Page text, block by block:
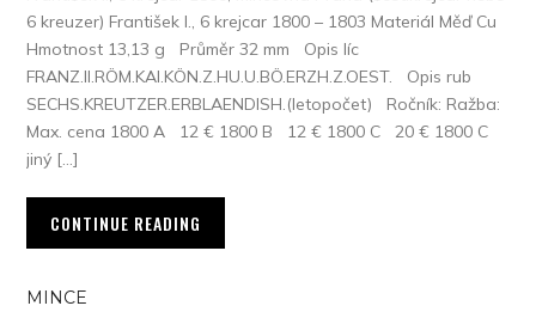
6 kreuzer) František I., 6 krejcar 1800 – 1803 Materiál Měď Cu
Hmotnost 13,13 g Průměr 32 mm Opis líc
FRANZ.II.RÖM.KAI.KÖN.Z.HU.U.BÖ.ERZH.Z.OEST. Opis rub
SECHS.KREUTZER.ERBLAENDISH.(letopočet) Ročník: Ražba:
Max. cena 1800 A 12 € 1800 B 12 € 1800 C 20 € 1800 C
jiný […]
CONTINUE READING
MINCE